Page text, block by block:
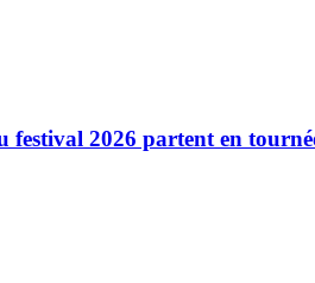
festival 2026 partent en